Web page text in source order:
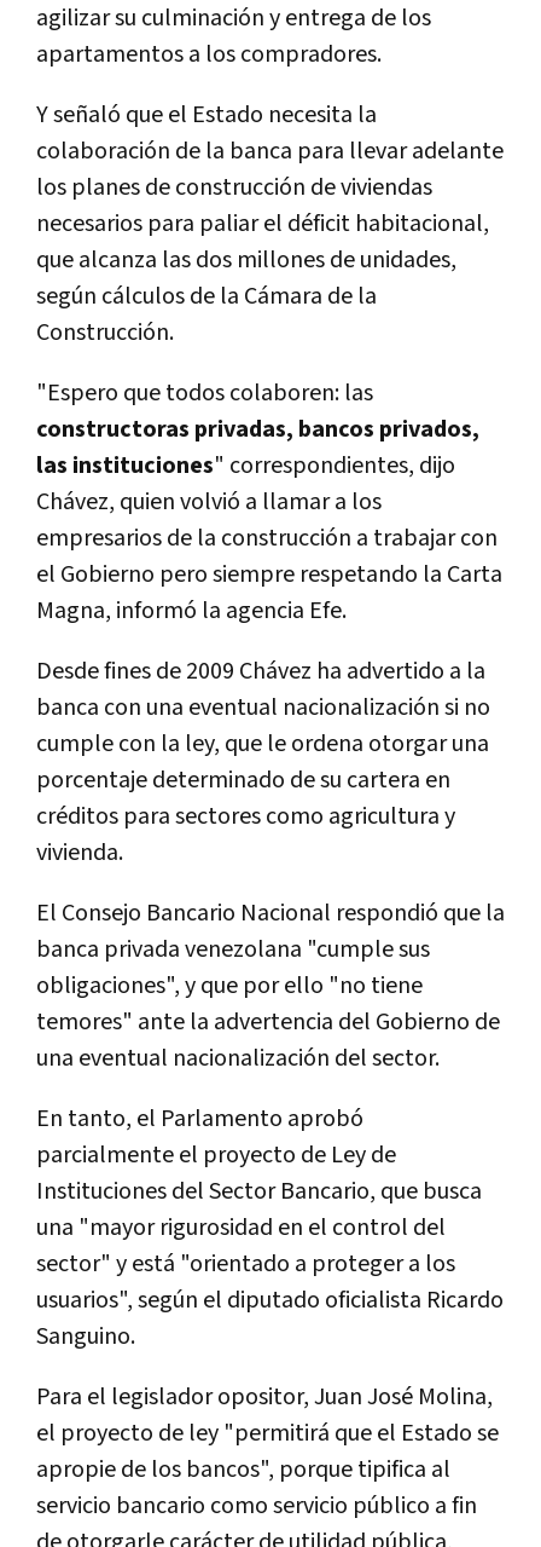
agilizar su culminación y entrega de los
apartamentos a los compradores.
Y señaló que el Estado necesita la
colaboración de la banca para llevar adelante
los planes de construcción de viviendas
necesarios para paliar el déficit habitacional,
que alcanza las dos millones de unidades,
según cálculos de la Cámara de la
Construcción.
"Espero que todos colaboren: las
constructoras privadas, bancos privados,
las instituciones" correspondientes, dijo
Chávez, quien volvió a llamar a los
empresarios de la construcción a trabajar con
el Gobierno pero siempre respetando la Carta
Magna, informó la agencia Efe.
Desde fines de 2009 Chávez ha advertido a la
banca con una eventual nacionalización si no
cumple con la ley, que le ordena otorgar una
porcentaje determinado de su cartera en
créditos para sectores como agricultura y
vivienda.
El Consejo Bancario Nacional respondió que la
banca privada venezolana "cumple sus
obligaciones", y que por ello "no tiene
temores" ante la advertencia del Gobierno de
una eventual nacionalización del sector.
En tanto, el Parlamento aprobó
parcialmente el proyecto de Ley de
Instituciones del Sector Bancario, que busca
una "mayor rigurosidad en el control del
sector" y está "orientado a proteger a los
usuarios", según el diputado oficialista Ricardo
Sanguino.
Para el legislador opositor, Juan José Molina,
el proyecto de ley "permitirá que el Estado se
apropie de los bancos", porque tipifica al
servicio bancario como servicio público a fin